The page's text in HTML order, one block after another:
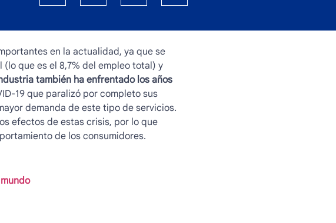
en la actualidad, ya que se
que es el 8,7% del empleo total) y
también ha enfrentado los años
19 que paralizó por completo sus
demanda de este tipo de servicios.
efectos de estas crisis, por lo que
de los consumidores.